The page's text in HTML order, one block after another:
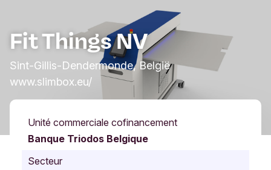
Fit Things NV
Sint-Gillis-Dendermonde, België
www.slimbox.eu/
Unité commerciale cofinancement
Banque Triodos Belgique
Secteur